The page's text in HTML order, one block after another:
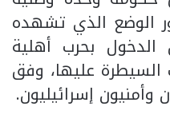
الوضع الذي تشهده
بحرب أهلية
عليها، وفق
إسرائيليون.